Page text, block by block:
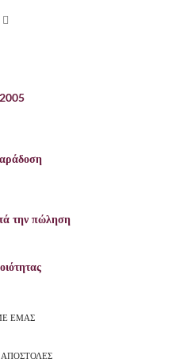
την πώληση
ΕΜΑΣ
ΑΠΟΣΤΟΛΕΣ